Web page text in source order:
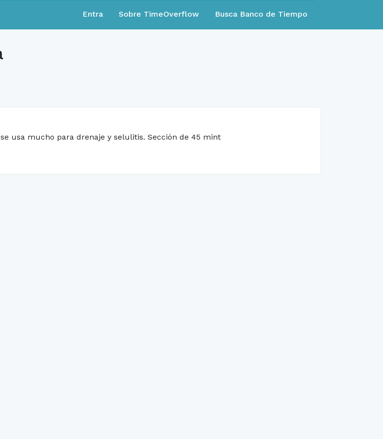
Entra Sobre TimeOverflow Busca Banco de Tiempo
usa mucho para drenaje y selulitis. Sección de 45 mint